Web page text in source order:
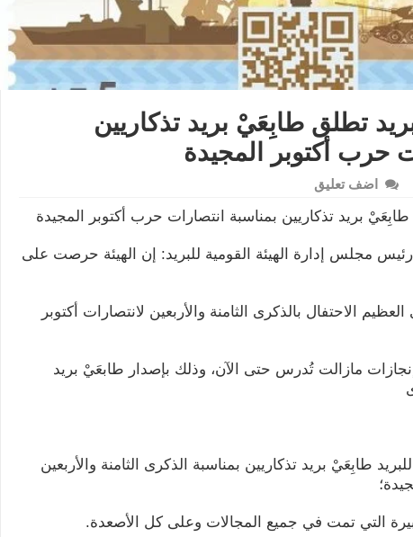
تطلق طابِعَيْ بريد تذكاريين
حرب أكتوبر المجيدة
اضف تعليق
طابِعَيْ بريد تذكاريين بمناسبة انتصارات حرب أكتوبر المجيدة
مجلس إدارة الهيئة القومية للبريد: إن الهيئة حرصت على
الاحتفال بالذكرى الثامنة والأربعين لانتصارات أكتوبر
مازالت تُدرس حتى الآن، وذلك بإصدار طابعَيْ بريد
طابِعَيْ بريد تذكاريين بمناسبة الذكرى الثامنة والأربعين
التي تمت في جميع المجالات وعلى كل الأصعدة.